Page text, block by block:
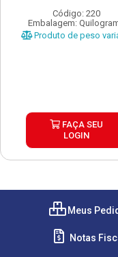
Código: 220
Embalagem:
Produto de peso
FAÇA SEU
LOGIN
Meus
Notas